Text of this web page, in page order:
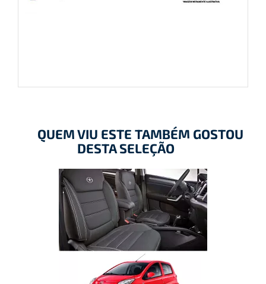
QUEM VIU ESTE TAMBÉM GOSTOU
DESTA SELEÇÃO